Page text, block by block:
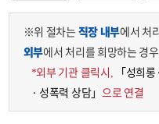
※위 절차는 직장 내부에서 처
외부에서 처리를 희망하는 경
*외부 기관 클릭시,
「성희
· 성폭력 상담」
으로 연결